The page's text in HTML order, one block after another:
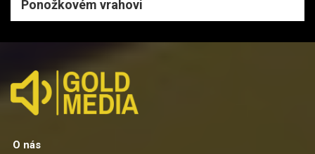
Ponožkovém vrahovi
O nás